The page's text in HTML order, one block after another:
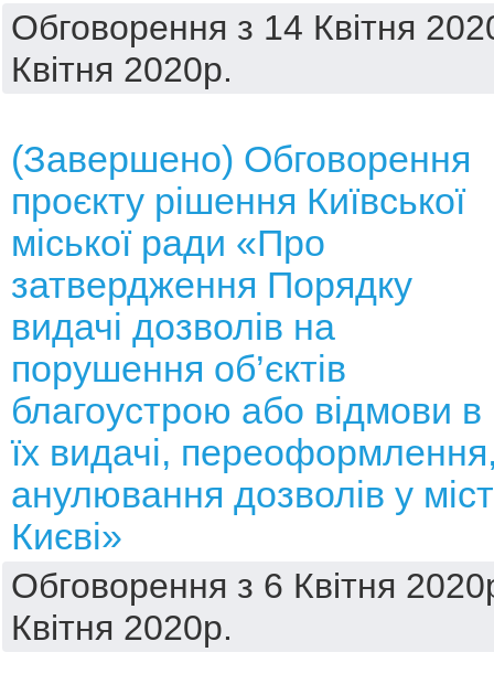
Обговорення з 14 Квітня
Квітня 2020р.
(Завершено) Обговорення
проєкту рішення Київської
міської ради «Про
затвердження Порядку
видачі дозволів на
порушення об’єктів
благоустрою або відмови в
їх видачі,
анулювання дозволів у
Києві»
Обговорення з 6 Квітня
Квітня 2020р.